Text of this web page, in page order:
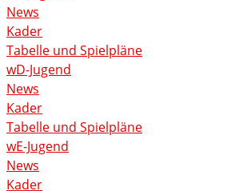
News
Kader
Tabelle und Spielpläne
wD-Jugend
News
Kader
Tabelle und Spielpläne
wE-Jugend
News
Kader